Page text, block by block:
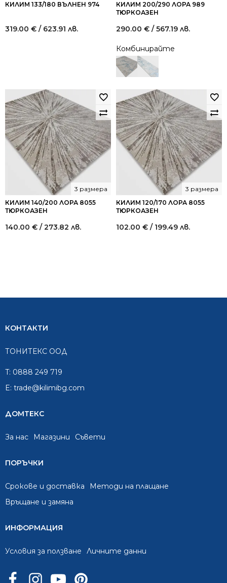
КИЛИМ 133/180 ВЪЛНЕН 974
319.00 € / 623.91 лв.
КИЛИМ 200/290 ЛОРА 989
ТЮРКОАЗЕН
290.00 € / 567.19 лв.
Комбинирайте
КИЛИМ 140/200 ЛОРА 8055
ТЮРКОАЗЕН
3 размера
140.00 € / 273.82 лв.
КИЛИМ 120/170 ЛОРА 8055
ТЮРКОАЗЕН
3 размера
102.00 € / 199.49 лв.
КОНТАКТИ
ТОНИТЕКС ООД
T: 0888 249 719
E: trade@kilimibg.com
ДОМТЕКС
За нас Mагазини Съвети
ПОРЪЧКИ
Срокове и доставка
Методи на плащане
Връщане и замяна
ИНФОРМАЦИЯ
Условия за ползване Личните данни